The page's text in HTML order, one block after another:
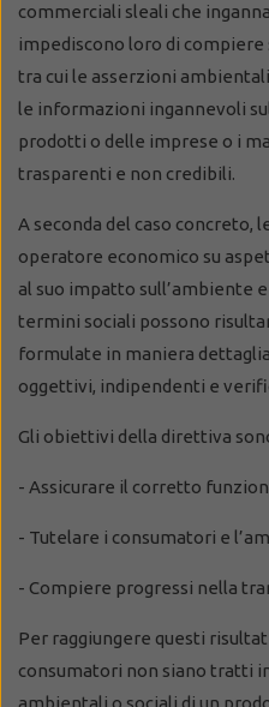
commerciali sleali che
impediscono loro di
tra cui le asserzioni
le informazioni ingannevoli
prodotti o delle imprese o i
trasparenti e non credibili.
A seconda del caso concreto,
operatore economico su
al suo impatto sull’ambiente
termini sociali possono
formulate in maniera
oggettivi, indipendenti e
Gli obiettivi della direttiva
- Assicurare il corretto
- Tutelare i consumatori e
- Compiere progressi nella
Per raggiungere questi
consumatori non siano tratti
ambientali o sociali di un